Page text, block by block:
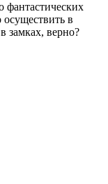
фантастических
в
замках, верно?